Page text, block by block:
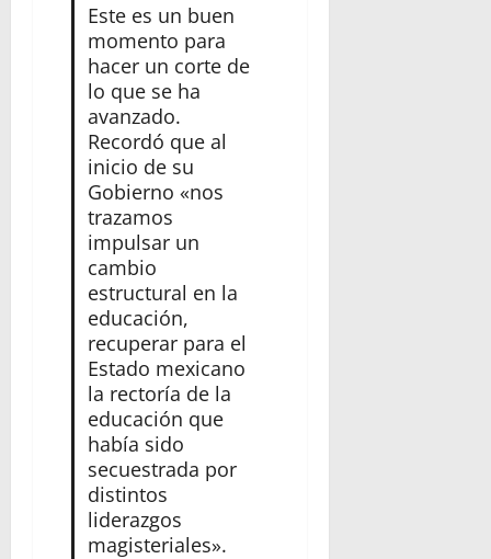
Este es un buen
momento para
hacer un corte de
lo que se ha
avanzado.
Recordó que al
inicio de su
Gobierno «nos
trazamos
impulsar un
cambio
estructural en la
educación,
recuperar para el
Estado mexicano
la rectoría de la
educación que
había sido
secuestrada por
distintos
liderazgos
magisteriales».